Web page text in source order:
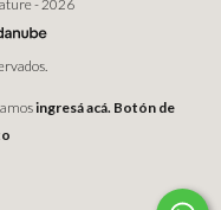
- 2026
ingresá acá. Botón de